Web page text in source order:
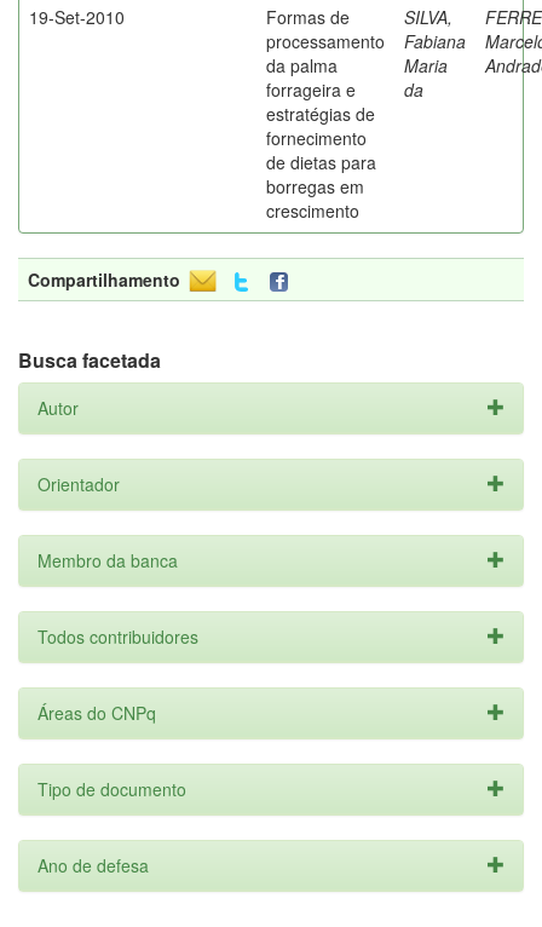
19-Set-2010
Formas de
processamento
da palma
forrageira e
estratégias de
fornecimento
de dietas para
borregas em
crescimento
SILVA,
Fabiana
Maria
da
Compartilhamento
Busca facetada
Autor
Orientador
Membro da banca
Todos contribuidores
Áreas do CNPq
Tipo de documento
Ano de defesa